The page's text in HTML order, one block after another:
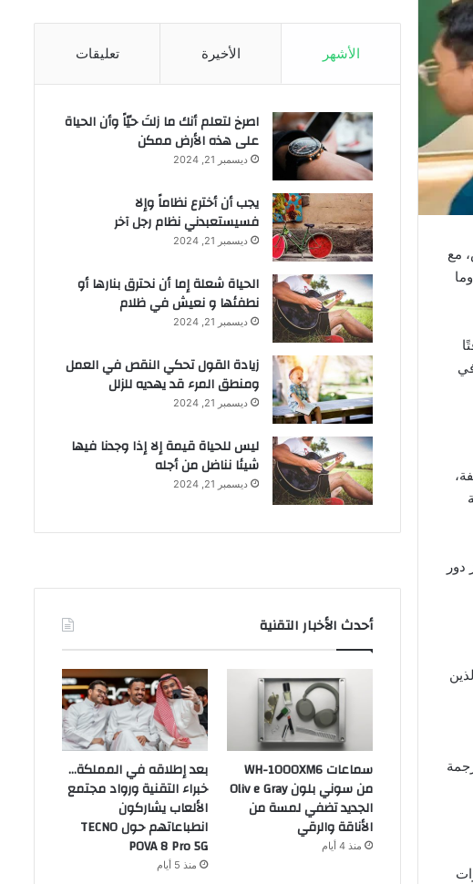
مع
دور
الأشهر الأخيرة تعليقات
‫اصرخ لتعلم أنك ما زلتَ حيّاً وأن الحياة
على هذه الأرض ممكن
ديسمبر 21, 2024
يجب أن أخترع نظاماً وإلا
فسيستعبدني نظام رجل آخر
ديسمبر 21, 2024
الحياة شعلة إما أن نحترق بنارها أو
نطفئها و نعيش في ظلام
ديسمبر 21, 2024
زيادة القول تحكي النقص في العمل
ومنطق المرء قد يهديه للزلل
ديسمبر 21, 2024
ليس للحياة قيمة إلا إذا وجدنا فيها
شيئا نناضل من أجله
ديسمبر 21, 2024
أحدث الأخبار التقنية
سماعات WH-1000XM6
من سوني بلون Oliv e Gray
الجديد تضفي لمسة من
الأناقة والرقي
منذ 4 أيام
بعد إطلاقه في المملكة…
خبراء التقنية ورواد مجتمع
الألعاب يشاركون
انطباعاتهم حول TECNO
POVA 8 Pro 5G
منذ 5 أيام